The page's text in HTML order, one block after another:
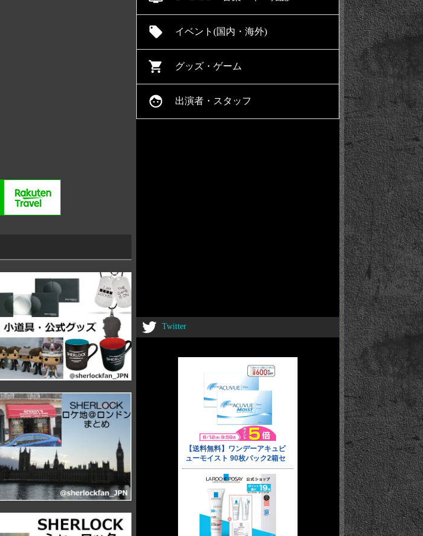
local_offer イベント(国内・海外)
shopping_cart グッズ・ゲーム
face 出演者・スタッフ
Twitter